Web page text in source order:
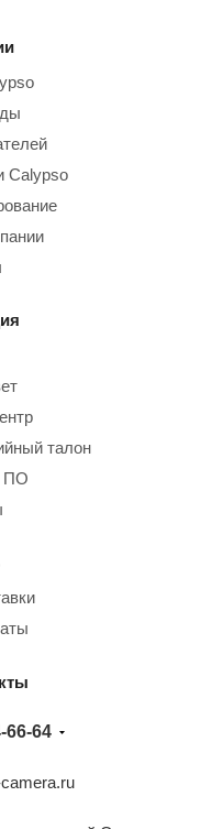
Calypso
талон
ПО
66-64